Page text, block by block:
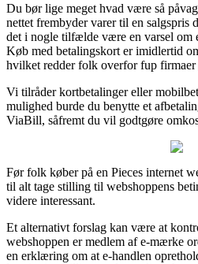
Du bør lige meget hvad være så
nettet frembyder varer til en salgspris
det i nogle tilfælde være en varsel om
Køb med betalingskort er imidlertid
hvilket redder folk overfor fup firmaer
Vi tilråder kortbetalinger eller
mulighed burde du benytte et
ViaBill, såfremt du vil godtgøre
Før folk køber på en Pieces internet
til alt tage stilling til webshoppens
videre interessant.
Et alternativt forslag kan være at
webshoppen er medlem af e-mærke
en erklæring om at e-handlen